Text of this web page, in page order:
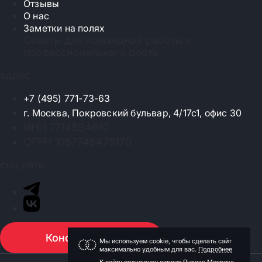
в очном формате!
Мы используем cookie, чтобы сделать сайт
максимально удобным для вас. Подробнее
Отзывы
О нас
Заметки на полях
+7 (495) 771-73-63
г. Москва, Покровский бульвар, 4/17с1, офис 30
Консультация